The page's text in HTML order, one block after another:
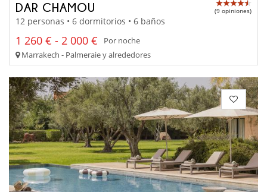
DAR CHAMOU (9 opiniones)
12 personas • 6 dormitorios • 6 baños
1 260 € - 2 000 €
Por noche
Marrakech - Palmeraie y alrededores